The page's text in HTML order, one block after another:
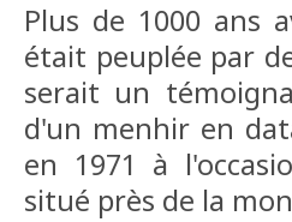
Plus de 1000 ans
était peuplée par
serait un
d'un menhir en
en 1971 à
situé près de la